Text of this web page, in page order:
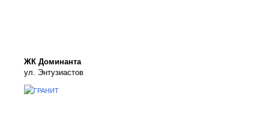
ЖК Доминанта
ул. Энтузиастов